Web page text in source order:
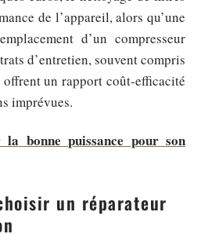
de l’appareil, alors qu’une
d’un compresseur
d’entretien, souvent compris
un rapport coût-efficacité
imprévues.
la bonne puissance pour son
un réparateur